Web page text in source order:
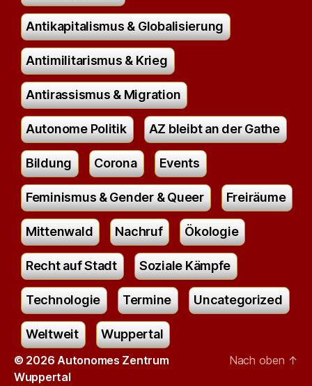
Antikapitalismus & Globalisierung
Antimilitarismus & Krieg
Antirassismus & Migration
Autonome Politik AZ bleibt an der Gathe
Bildung Corona Events
Feminismus & Gender & Queer Freiräume
Mittenwald Nachruf Ökologie
Recht auf Stadt Soziale Kämpfe
Technologie Termine Uncategorized
Weltweit Wuppertal
© 2026 Autonomes Zentrum
Wuppertal
Nach oben ↑